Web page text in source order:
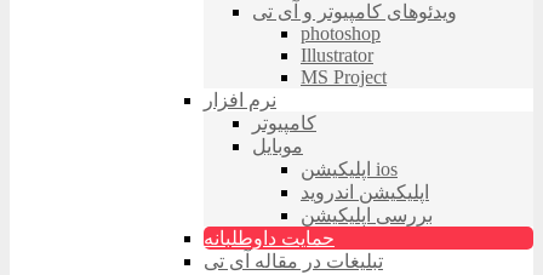
ویدئوهای کامپیوتر و آی تی
photoshop
Illustrator
MS Project
نرم افزار
کامپیوتر
موبایل
اپلیکیشن ios
اپلیکیشن اندروید
بررسی اپلیکیشن
حمایت داوطلبانه
تبلیغات در مقاله آی تی